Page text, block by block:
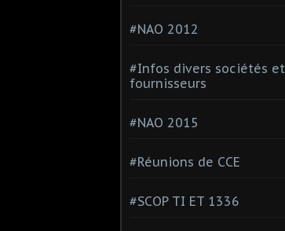
#NAO 2012
#Infos divers sociétés et
fournisseurs
#NAO 2015
#Réunions de CCE
#SCOP TI ET 1336